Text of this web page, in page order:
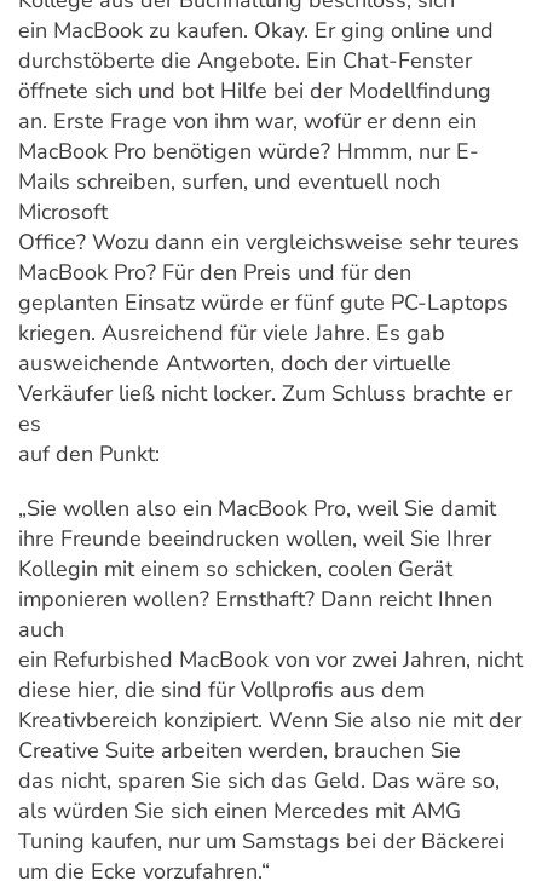
ein MacBook zu kaufen. Okay. Er ging online und
durchstöberte die Angebote. Ein Chat-Fenster
öffnete sich und bot Hilfe bei der Modellfindung
an. Erste Frage von ihm war, wofür er denn ein
MacBook Pro benötigen würde? Hmmm, nur E-
Mails schreiben, surfen, und eventuell noch
Microsoft
Office? Wozu dann ein vergleichsweise sehr teures
MacBook Pro? Für den Preis und für den
geplanten Einsatz würde er fünf gute PC-Laptops
kriegen. Ausreichend für viele Jahre. Es gab
ausweichende Antworten, doch der virtuelle
Verkäufer ließ nicht locker. Zum Schluss brachte er
es
auf den Punkt:
„Sie wollen also ein MacBook Pro, weil Sie damit
ihre Freunde beeindrucken wollen, weil Sie Ihrer
Kollegin mit einem so schicken, coolen Gerät
imponieren wollen? Ernsthaft? Dann reicht Ihnen
auch
ein Refurbished MacBook von vor zwei Jahren, nicht
diese hier, die sind für Vollprofis aus dem
Kreativbereich konzipiert. Wenn Sie also nie mit der
Creative Suite arbeiten werden, brauchen Sie
das nicht, sparen Sie sich das Geld. Das wäre so,
als würden Sie sich einen Mercedes mit AMG
Tuning kaufen, nur um Samstags bei der Bäckerei
um die Ecke vorzufahren.“